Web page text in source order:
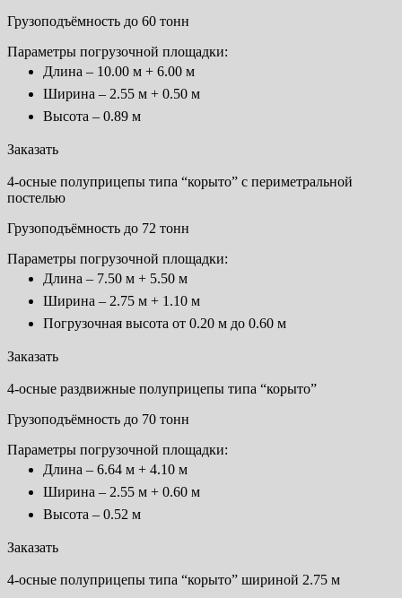
Грузоподъёмность до 60 тонн
Параметры погрузочной площадки:
Длина – 10.00 м + 6.00 м
Ширина – 2.55 м + 0.50 м
Высота – 0.89 м
Заказать
4-осные полуприцепы типа “корыто” с периметральной
постелью
Грузоподъёмность до 72 тонн
Параметры погрузочной площадки:
Длина – 7.50 м + 5.50 м
Ширина – 2.75 м + 1.10 м
Погрузочная высота от 0.20 м до 0.60 м
Заказать
4-осные раздвижные полуприцепы типа “корыто”
Грузоподъёмность до 70 тонн
Параметры погрузочной площадки:
Длина – 6.64 м + 4.10 м
Ширина – 2.55 м + 0.60 м
Высота – 0.52 м
Заказать
4-осные полуприцепы типа “корыто” шириной 2.75 м